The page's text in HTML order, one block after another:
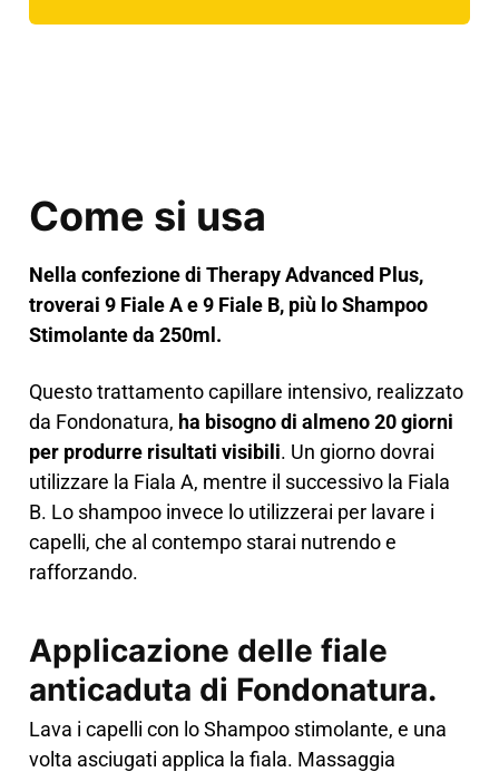
Come si usa
Nella confezione di Therapy Advanced Plus,
troverai 9 Fiale A e 9 Fiale B, più lo Shampoo
Stimolante da 250ml.
Questo trattamento capillare intensivo, realizzato
da Fondonatura, ha bisogno di almeno 20 giorni
per produrre risultati visibili. Un giorno dovrai
utilizzare la Fiala A, mentre il successivo la Fiala
B. Lo shampoo invece lo utilizzerai per lavare i
capelli, che al contempo starai nutrendo e
rafforzando.
Applicazione delle fiale
anticaduta di Fondonatura.
Lava i capelli con lo Shampoo stimolante, e una
volta asciugati applica la fiala. Massaggia